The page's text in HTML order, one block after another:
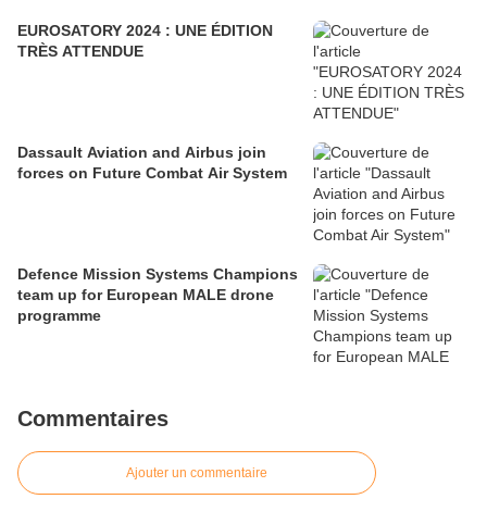
EUROSATORY 2024 : UNE ÉDITION
TRÈS ATTENDUE
Dassault Aviation and Airbus join
forces on Future Combat Air System
Defence Mission Systems Champions
team up for European MALE drone
programme
Commentaires
Ajouter un commentaire